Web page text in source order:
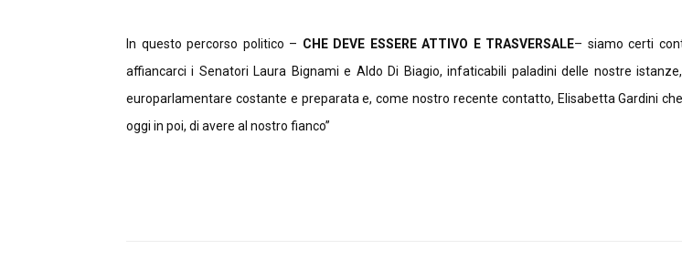
In questo percorso politico – CHE DEVE ESSERE ATTIVO E TRASVERSALE– siamo certi
affiancarci i Senatori Laura Bignami e Aldo Di Biagio, infaticabili paladini delle nostre istanze,
europarlamentare costante e preparata e, come nostro recente contatto, Elisabetta Gardini
oggi in poi, di avere al nostro fianco”